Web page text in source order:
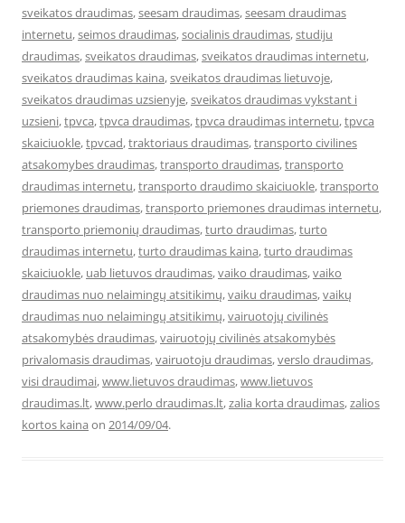
sveikatos draudimas,seesam draudimas,seesam draudimas
internetu,seimos draudimas,socialinis draudimas,studiju
draudimas,sveikatos draudimas,sveikatos draudimas internetu,
sveikatos draudimas kaina,sveikatos draudimas lietuvoje,
sveikatos draudimas uzsienyje,sveikatos draudimas vykstant i
uzsieni,tpvca,tpvca draudimas,tpvca draudimas internetu,tpvca
skaiciuokle,tpvcad,traktoriaus draudimas,transporto civilines
atsakomybes draudimas,transporto draudimas,transporto
draudimas internetu,transporto draudimo skaiciuokle,transporto
priemones draudimas,transporto priemones draudimas internetu,
transporto priemonių draudimas,turto draudimas,turto
draudimas internetu,turto draudimas kaina,turto draudimas
skaiciuokle, uab lietuvos draudimas,vaiko draudimas,vaiko
draudimas nuo nelaimingų atsitikimų,vaiku draudimas,vaikų
draudimas nuo nelaimingų atsitikimų,vairuotojų civilinės
atsakomybės draudimas,vairuotojų civilinės atsakomybės
privalomasis draudimas,vairuotoju draudimas,verslo draudimas,
visi draudimai,www.lietuvos draudimas,www.lietuvos
draudimas.lt,www.perlo draudimas.lt,zalia korta draudimas,zalios
kortos kaina on 2014/09/04.